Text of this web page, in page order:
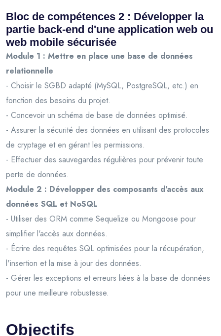
Bloc de compétences 2 : Développer la
partie back-end d'une application web ou
web mobile sécurisée
Module 1 : Mettre en place une base de données
relationnelle
- Choisir le SGBD adapté (MySQL, PostgreSQL, etc.) en
fonction des besoins du projet.
- Concevoir un schéma de base de données optimisé.
- Assurer la sécurité des données en utilisant des protocoles
de cryptage et en gérant les permissions.
- Effectuer des sauvegardes régulières pour prévenir toute
perte de données.
Module 2 : Développer des composants d'accès aux
données SQL et NoSQL
- Utiliser des ORM comme Sequelize ou Mongoose pour
simplifier l'accès aux données.
- Écrire des requêtes SQL optimisées pour la récupération,
l'insertion et la mise à jour des données.
- Gérer les exceptions et erreurs liées à la base de données
pour une meilleure robustesse.
Objectifs